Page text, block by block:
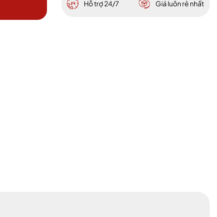
Hỗ trợ 24/7
Giá luôn rẻ nhất